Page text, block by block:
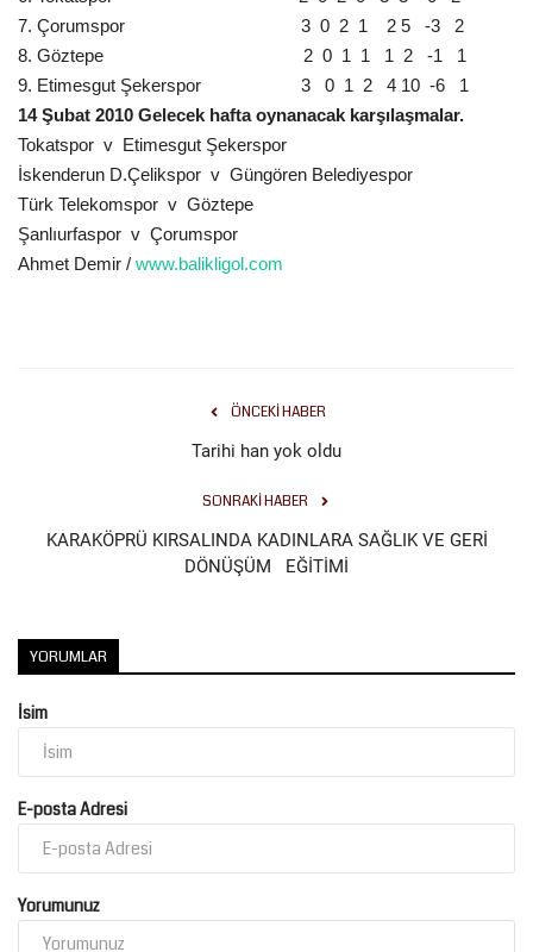
Sağlık
Kültür Sanat
7. Çorumspor
3 0 2 1 2 5 -3
2
8. Göztepe
2 0 1 1 1 2 -1
1
9. Etimesgut Şekerspor
3 0 1 2 4 10 -6
1
14 Şubat 2010 Gelecek hafta oynanacak karşılaşmalar.
Tokatspor v Etimesgut Şekerspor
İskenderun D.Çelikspor v Güngören Belediyespor
Türk Telekomspor v Göztepe
Şanlıurfaspor v Çorumspor
Ahmet Demir / www.balikligol.com
ÖNCEKI HABER
Tarihi han yok oldu
SONRAKI HABER
KARAKÖPRÜ KIRSALINDA KADINLARA SAĞLIK VE GERİ
DÖNÜŞÜM EĞİTİMİ
YORUMLAR
İsim
E-posta Adresi
Yorumunuz